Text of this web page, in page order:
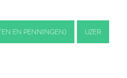
EN PENNINGEN) IJZER